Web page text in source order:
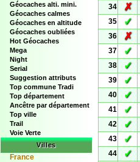
Géocaches alti. mini.
Géocaches calmes
Géocaches en altitude
Géocaches oubliées
Hot Géocaches
Mega
Night
Serial
Suggestion attributs
Top commune Tradi
Top département
Ancêtre par département
Top ville
Trail
Voie Verte
Villes
France
34
✗
35
✓
36
✗
37
✓
38
✓
39
✓
40
✓
41
✓
42
✓
43
✓
44
✓